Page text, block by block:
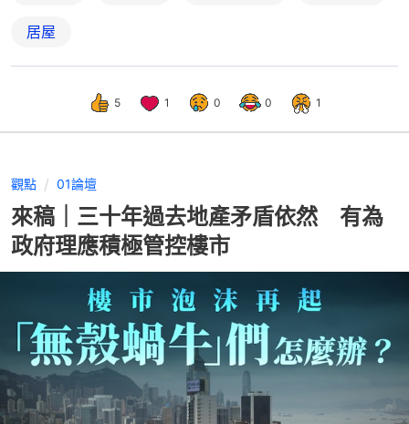
居屋
5 1 0 0 1
觀點 01論壇
來稿｜三十年過去地產矛盾依然 有為
政府理應積極管控樓市